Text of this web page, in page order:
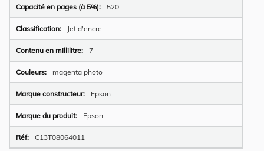
d’information
520
Jet d'encre
7
magenta photo
Epson
Epson
C13T08064011